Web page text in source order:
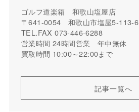
ゴルフ道楽箱 和歌山塩屋店
〒641-0054 和歌山市塩屋5-113-6
TEL.FAX 073-446-6288
営業時間 24時間営業 年中無休
買取時間 10:00～22:00まで
記事一覧へ